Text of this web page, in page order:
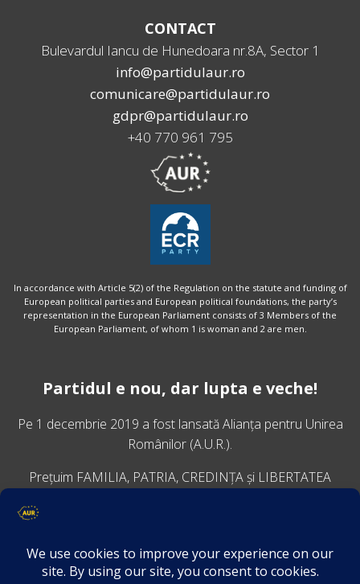
CONTACT
Bulevardul Iancu de Hunedoara nr.8A, Sector 1
info@partidulaur.ro
comunicare@partidulaur.ro
gdpr@partidulaur.ro
+40 770 961 795
In accordance with Article 5(2) of the Regulation on the statute and funding of
European political parties and European political foundations, the party’s
representation in the European Parliament consists of 3 Members of the
European Parliament, of whom 1 is woman and 2 are men.
Partidul e nou, dar lupta e veche!
Pe 1 decembrie 2019 a fost lansatăAlianța pentru Unirea
Românilor (A.U.R.).
Prețuim FAMILIA, PATRIA, CREDINȚA și LIBERTATEA
VINO ALĂTURI DE NOI